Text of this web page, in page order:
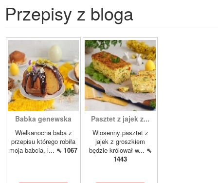
Przepisy z bloga
Babka genewska
Wielkanocna baba z
przepisu którego robiła
moja babcia, i... ⇖ 1067
Pasztet z jajek z...
Wiosenny pasztet z
jajek z groszkiem
będzie królował w... ⇖
1443